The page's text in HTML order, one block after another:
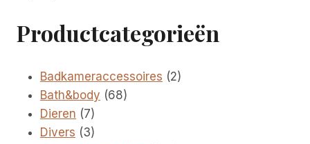
Productcategorieën
Badkameraccessoires 22
Bath&body 6868
Dieren 77
producten
Divers 33